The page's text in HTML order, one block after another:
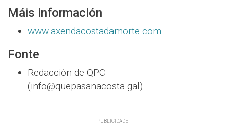
Máis información
www.axendacostadamorte.com.
Fonte
Redacción de QPC
(info@quepasanacosta.gal).